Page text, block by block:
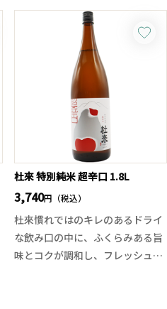
味のバランスが良い食前、食中酒
今回は二つの酒米がタッグを組ん
で登場！希少米とされている「愛
山」と新潟の酒米で高千代酒造が
十八番の「一本〆」を使用。南国
系の果実を彷彿とさせる華やかで
明るくなるような香り、飲み口も
綺麗でサラーっとまるでシルクの
ような口当たり。そして濃醇な米
の旨味と甘味が一気に広がり、鮮
やかに開いていきます。そして後
味はしっかりとキレていき、品の
ある余韻だけ残ります。ガッツリ
とした旨味と流れるようなキレ
杜來 特別純米 超辛口 1.8L
3,740円（税込）
杜來慣れではのキレのあるドライ
な飲み口の中に、ふくらみある旨
味とコクが調和し、フレッシュな